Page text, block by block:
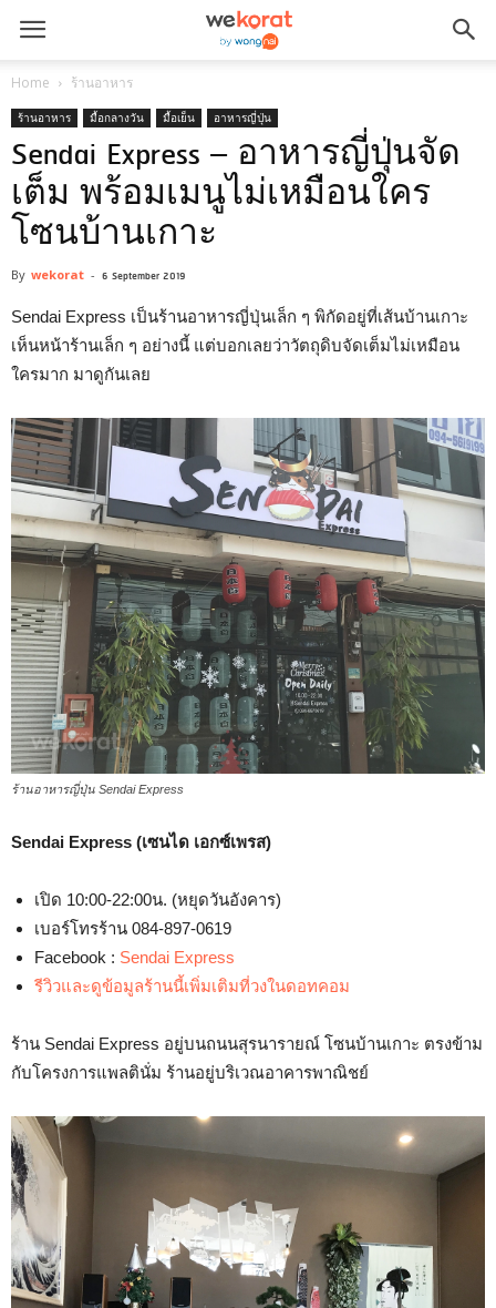
Home ร้านอาหาร
ร้านอาหาร มื้อกลางวัน มื้อเย็น อาหารญี่ปุ่น
Sendai Express – อาหารญี่ปุ่นจัด
เต็ม พร้อมเมนูไม่เหมือนใคร
โซนบ้านเกาะ
By wekorat - 6 September 2019
Sendai Express เป็นร้านอาหารญี่ปุ่นเล็ก ๆ พิกัดอยู่ที่เส้นบ้านเกาะ
เห็นหน้าร้านเล็ก ๆ อย่างนี้ แต่บอกเลยว่าวัตถุดิบจัดเต็มไม่เหมือน
ใครมาก มาดูกันเลย
ร้านอาหารญี่ปุ่น Sendai Express
Sendai Express (เซนได เอกซ์เพรส)
เปิด 10:00-22:00น. (หยุดวันอังคาร)
เบอร์โทรร้าน 084-897-0619
Facebook : Sendai Express
รีวิวและดูข้อมูลร้านนี้เพิ่มเติมที่วงในดอทคอม
ร้าน Sendai Express อยู่บนถนนสุรนารายณ์ โซนบ้านเกาะ ตรงข้าม
กับโครงการแพลตินั่ม ร้านอยู่บริเวณอาคารพาณิชย์